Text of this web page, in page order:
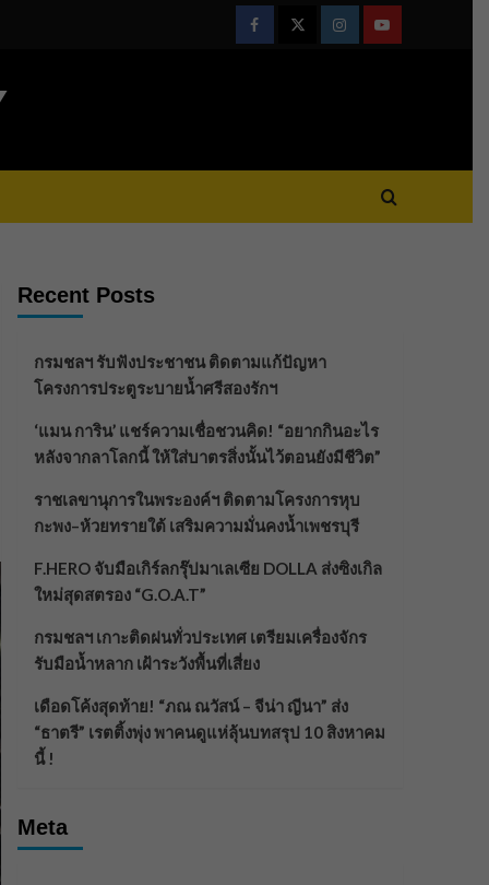
FacebookTwitterInstagramYoutube
Recent Posts
กรมชลฯ รับฟังประชาชน ติดตามแก้ปัญหา
โครงการประตูระบายน้ำศรีสองรักฯ
‘แมน การิน’ แชร์ความเชื่อชวนคิด! “อยากกินอะไร
หลังจากลาโลกนี้ ให้ใส่บาตรสิ่งนั้นไว้ตอนยังมีชีวิต”
ราชเลขานุการในพระองค์ฯ ติดตามโครงการหุบ
กะพง–ห้วยทรายใต้ เสริมความมั่นคงน้ำเพชรบุรี
F.HERO จับมือเกิร์ลกรุ๊ปมาเลเซีย DOLLA ส่งซิงเกิล
ใหม่สุดสตรอง “G.O.A.T”
กรมชลฯ เกาะติดฝนทั่วประเทศ เตรียมเครื่องจักร
รับมือน้ำหลาก เฝ้าระวังพื้นที่เสี่ยง
เดือดโค้งสุดท้าย! “ภณ ณวัสน์ – จีน่า ญีนา” ส่ง
“ธาตรี” เรตติ้งพุ่ง พาคนดูแห่ลุ้นบทสรุป 10 สิงหาคม
นี้ !
Meta